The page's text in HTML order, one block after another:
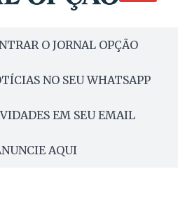
O JORNAL OPÇÃO
NO SEU WHATSAPP
EM SEU EMAIL
AQUI